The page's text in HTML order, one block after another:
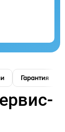
Гарантия